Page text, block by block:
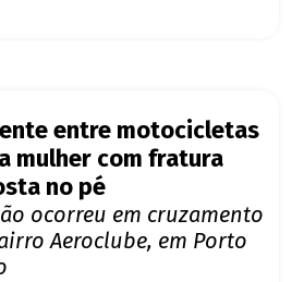
entre motocicletas
mulher com fratura
no pé
ocorreu em cruzamento
Aeroclube, em Porto